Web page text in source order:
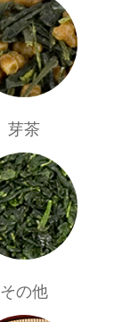
芽茶
その他